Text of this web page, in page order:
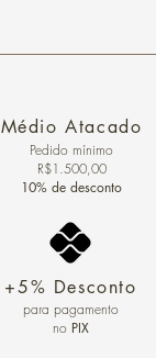
Médio Atacado
Pedido mínimo
R$1.500,00
10% de desconto
+5% Desconto
para pagamento
no PIX